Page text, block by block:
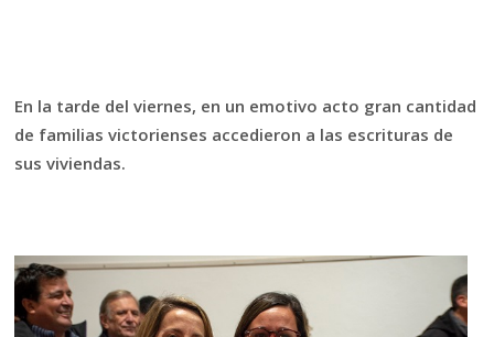
En la tarde del viernes, en un emotivo acto gran cantidad
de familias victorienses accedieron a las escrituras de
sus viviendas.